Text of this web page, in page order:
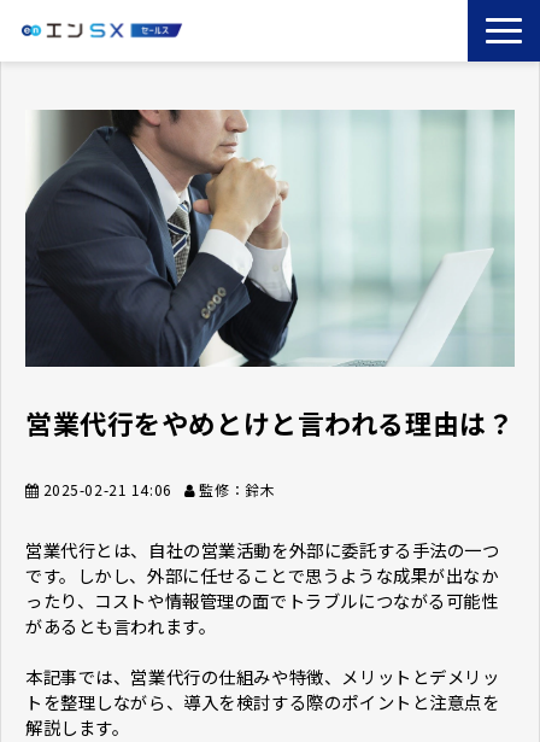
エンSXとは
サービス一覧
導入事例
お役立ちブログ
セミナー
コラム
営業代行をやめとけと言われる理由は？
2025-02-21 14:06 監修：鈴木
営業代行とは、自社の営業活動を外部に委託する手法の一つ
です。しかし、外部に任せることで思うような成果が出なか
ったり、コストや情報管理の面でトラブルにつながる可能性
があるとも言われます。
本記事では、営業代行の仕組みや特徴、メリットとデメリッ
トを整理しながら、導入を検討する際のポイントと注意点を
解説します。